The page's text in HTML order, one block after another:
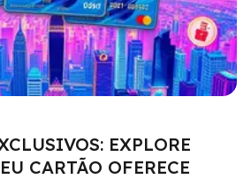
EXPLORE
CARTÃO OFERECE